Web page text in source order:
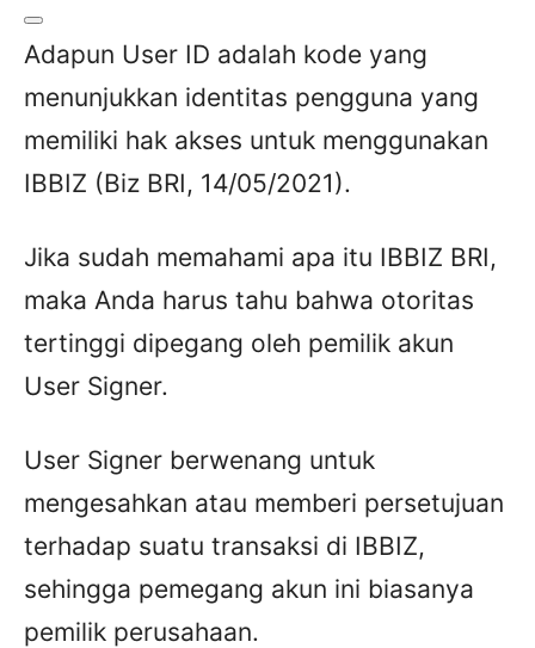
Adapun User ID adalah kode yang
menunjukkan identitas pengguna yang
memiliki hak akses untuk menggunakan
IBBIZ (Biz BRI, 14/05/2021).
Jika sudah memahami apa itu IBBIZ BRI,
maka Anda harus tahu bahwa otoritas
tertinggi dipegang oleh pemilik akun
User Signer.
User Signer berwenang untuk
mengesahkan atau memberi persetujuan
terhadap suatu transaksi di IBBIZ,
sehingga pemegang akun ini biasanya
pemilik perusahaan.